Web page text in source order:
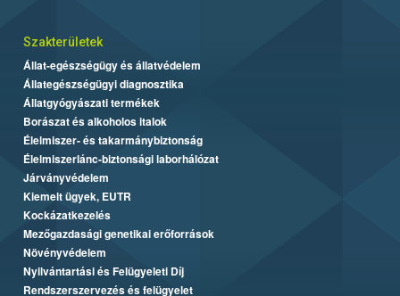
Szakterületek
Állat-egészségügy és állatvédelem
Állategészségügyi diagnosztika
Állatgyógyászati termékek
Borászat és alkoholos italok
Élelmiszer- és takarmánybiztonság
Élelmiszerlánc-biztonsági laborhálózat
Járványvédelem
Kiemelt ügyek, EUTR
Kockázatkezelés
Mezőgazdasági genetikai erőforrások
Növényvédelem
Nyilvántartási és Felügyeleti Díj
Rendszerszervezés és felügyelet